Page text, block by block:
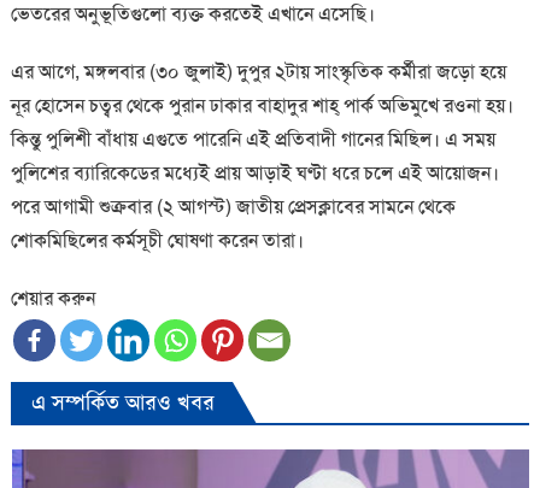
ভেতরের অনুভূতিগুলো ব্যক্ত করতেই এখানে এসেছি।
এর আগে, মঙ্গলবার (৩০ জুলাই) দুপুর ২টায় সাংস্কৃতিক কর্মীরা জড়ো হয়ে
নূর হোসেন চত্বর থেকে পুরান ঢাকার বাহাদুর শাহ্ পার্ক অভিমুখে রওনা হয়।
কিন্তু পুলিশী বাঁধায় এগুতে পারেনি এই প্রতিবাদী গানের মিছিল। এ সময়
পুলিশের ব্যারিকেডের মধ্যেই প্রায় আড়াই ঘণ্টা ধরে চলে এই আয়োজন।
পরে আগামী শুক্রবার (২ আগস্ট) জাতীয় প্রেসক্লাবের সামনে থেকে
শোকমিছিলের কর্মসূচী ঘোষণা করেন তারা।
শেয়ার করুন
এ সম্পর্কিত আরও খবর